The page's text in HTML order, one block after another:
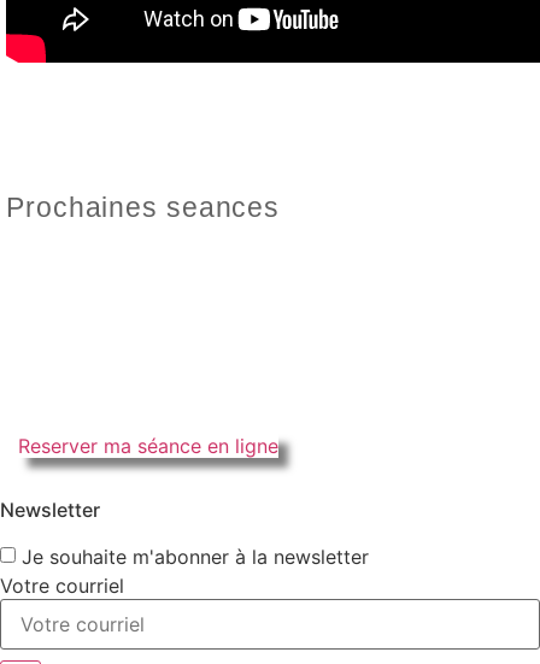
Prochaines seances
Reserver ma séance en ligne
Newsletter
Je souhaite m'abonner à la newsletter
Votre courriel